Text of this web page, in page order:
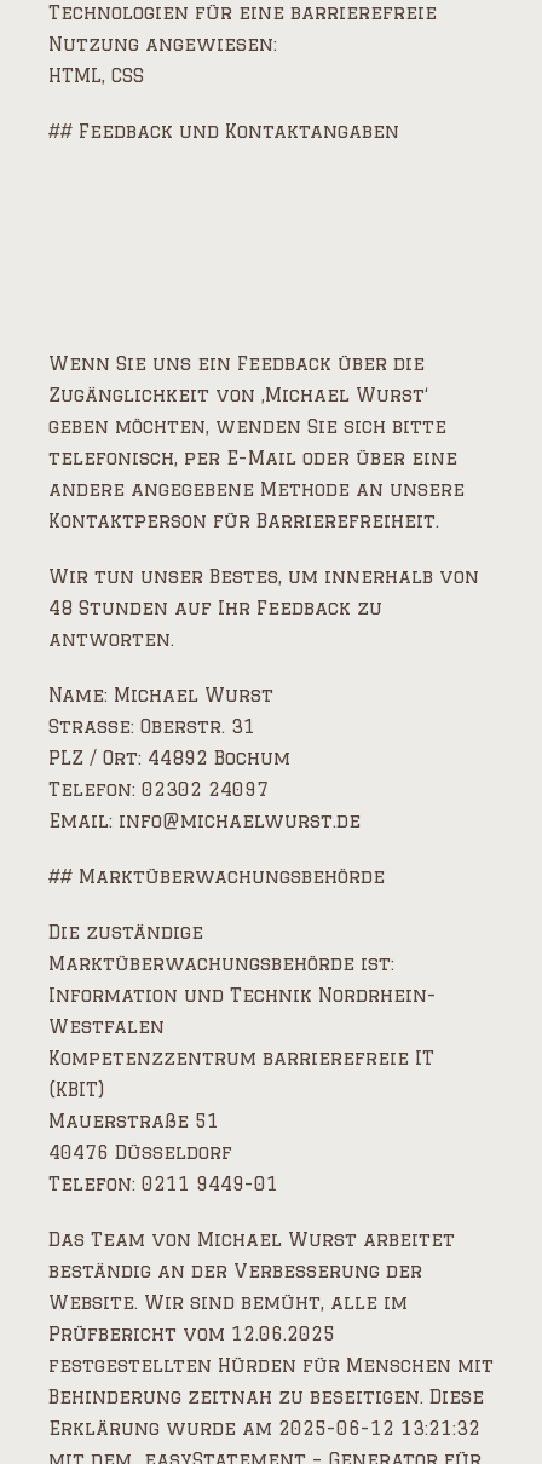
Technologien für eine barrierefreie
Nutzung angewiesen:
HTML, CSS
## Feedback und Kontaktangaben
Wenn Sie uns ein Feedback über die
Zugänglichkeit von ‚Michael Wurst‘
geben möchten, wenden Sie sich bitte
telefonisch, per E-Mail oder über eine
andere angegebene Methode an unsere
Kontaktperson für Barrierefreiheit.
Wir tun unser Bestes, um innerhalb von
48 Stunden auf Ihr Feedback zu
antworten.
Name: Michael Wurst
Strasse: Oberstr. 31
PLZ / Ort: 44892 Bochum
Telefon: 02302 24097
Email: info@michaelwurst.de
## Marktüberwachungsbehörde
Die zuständige
Marktüberwachungsbehörde ist:
Information und Technik Nordrhein-
Westfalen
Kompetenzzentrum barrierefreie IT
(KBIT)
Mauerstraße 51
40476 Düsseldorf
Telefon: 0211 9449-01
Das Team von Michael Wurst arbeitet
beständig an der Verbesserung der
Website. Wir sind bemüht, alle im
Prüfbericht vom 12.06.2025
festgestellten Hürden für Menschen mit
Behinderung zeitnah zu beseitigen. Diese
Erklärung wurde am 2025-06-12 13:21:32
mit dem „easyStatement – Generator für